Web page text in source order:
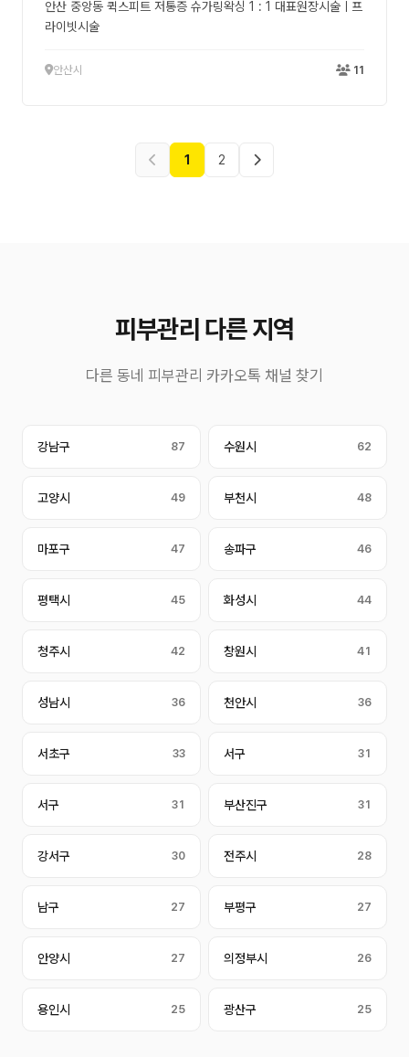
안산 중앙동 퀵스피트 저통증 슈가링왁싱 1 : 1 대표원장시술ㅣ프
라이빗시술
안산시 11
1 2
피부관리 다른 지역
다른 동네 피부관리 카카오톡 채널 찾기
강남구 87 수원시 62
고양시 49 부천시 48
마포구 47 송파구 46
평택시 45 화성시 44
청주시 42 창원시 41
성남시 36 천안시 36
서초구 33 서구 31
서구 31 부산진구 31
강서구 30 전주시 28
남구 27 부평구 27
안양시 27 의정부시 26
용인시 25 광산구 25